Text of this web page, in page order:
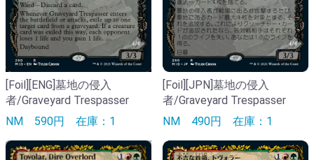
[Foil][ENG]墓地の侵入
者/Graveyard Trespasser
NM 590円 在庫：1
[Foil][JPN]墓地の侵入
者/Graveyard Trespasser
NM 490円 在庫：1